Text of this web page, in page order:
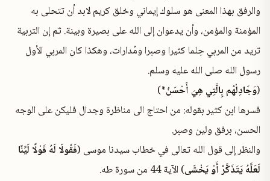
والرفق بهذا المعنى هو سلوك إيماني وخلق كريم لابد أن تتحلى به
المؤمنة والمؤمن، وأن يدعوان إلى الله على بصيرة وبينة. ثم إن التربية
تريد من المربي حِلما كثيرا وصبرا ومُدارات، وهكذا كان المربي الأول
رسول الله صلى الله عليه وسلم.
(وَجَادِلْهُم بِالَّتِي هِيَ أَحْسَنُ ۚ)
فسرها ابن كثير بقوله: من احتاج الى مناظرة وجدال فليكن على الوجه
الحسن، برفق ولين وصبر.
والنظر إلى قول الله تعالى في خطاب سيدنا موسى (فَقُولَا لَهُ قَوْلًا لَيِّنًا
لَعَلَّهُ يَتَذَكَّرُ أَوْ يَخْشَى) الآية 44 من سورة طه.